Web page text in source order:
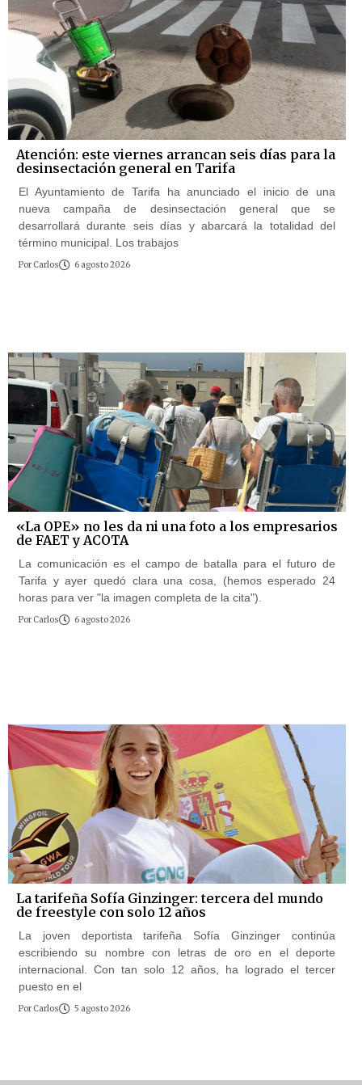
Atención: este viernes arrancan seis días para la
desinsectación general en Tarifa
El Ayuntamiento de Tarifa ha anunciado el inicio de una
nueva campaña de desinsectación general que se
desarrollará durante seis días y abarcará la totalidad del
término municipal. Los trabajos
Por Carlos 6 agosto 2026
«La OPE» no les da ni una foto a los empresarios
de FAET y ACOTA
La comunicación es el campo de batalla para el futuro de
Tarifa y ayer quedó clara una cosa, (hemos esperado 24
horas para ver "la imagen completa de la cita").
Por Carlos 6 agosto 2026
La tarifeña Sofía Ginzinger: tercera del mundo
de freestyle con solo 12 años
La joven deportista tarifeña Sofía Ginzinger continúa
escribiendo su nombre con letras de oro en el deporte
internacional. Con tan solo 12 años, ha logrado el tercer
puesto en el
Por Carlos 5 agosto 2026